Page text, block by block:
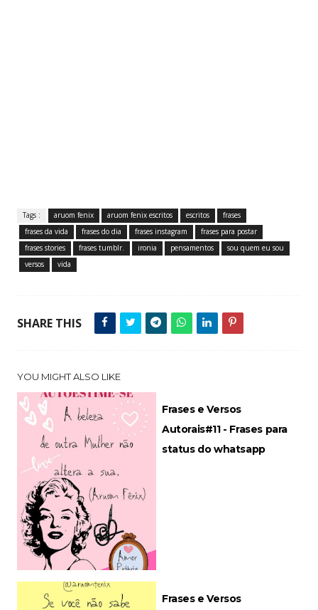
Tags : aruom fenix aruom fenix escritos escritos
frases
frases da vida
frases do dia frases instagram
frases para postar
frases stories
frases tumblr. ironia pensamentos
sou quem eu sou
versos
vida
SHARE THIS
YOU MIGHT ALSO LIKE
Frases e Versos
Autorais#11 - Frases para
status do whatsapp
Frases e Versos